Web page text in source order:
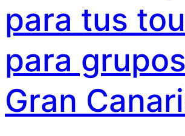
para tus
para
Gran